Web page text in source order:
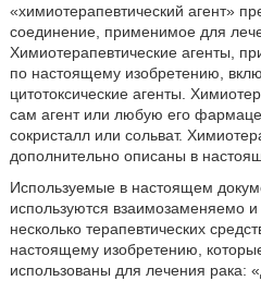
«химиотерапевтический агент»
соединение, применимое для
Химиотерапевтические агенты,
по настоящему изобретению,
цитотоксические агенты.
сам агент или любую его
сокристалл или сольват.
дополнительно описаны в
Используемые в настоящем
используются взаимозаменяемо
несколько терапевтических
настоящему изобретению,
использованы для лечения рака: